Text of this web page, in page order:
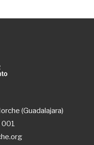
(Guadalajara)